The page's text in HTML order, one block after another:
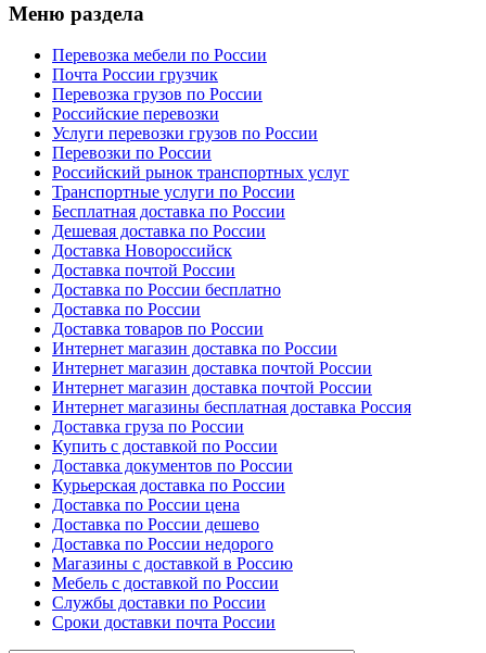
Меню раздела
Перевозка мебели по России
Почта России грузчик
Перевозка грузов по России
Российские перевозки
Услуги перевозки грузов по России
Перевозки по России
Российский рынок транспортных услуг
Транспортные услуги по России
Бесплатная доставка по России
Дешевая доставка по России
Доставка Новороссийск
Доставка почтой России
Доставка по России бесплатно
Доставка по России
Доставка товаров по России
Интернет магазин доставка по России
Интернет магазин доставка почтой России
Интернет магазин доставка почтой России
Интернет магазины бесплатная доставка Россия
Доставка груза по России
Купить с доставкой по России
Доставка документов по России
Курьерская доставка по России
Доставка по России цена
Доставка по России дешево
Доставка по России недорого
Магазины с доставкой в Россию
Мебель с доставкой по России
Cлужбы доставки по России
Cроки доставки почта России